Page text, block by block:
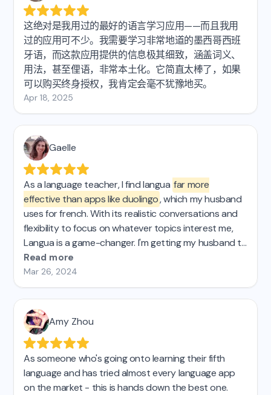
这绝对是我用过的最好的语言学习应用——而且我用
过的应用可不少。我需要学习非常地道的墨西哥西班
牙语，而这款应用提供的信息极其细致，涵盖词义、
用法，甚至俚语，非常本土化。它简直太棒了，如果
可以购买终身授权，我肯定会毫不犹豫地买。
Apr 18, 2025
Gaelle
As a language teacher, I find langua far more
effective than apps like duolingo, which my husband
uses for french. With its realistic conversations and
flexibility to focus on whatever topics interest me,
Langua is a game-changer. I'm getting my husband to
switch and will recommend it to my students!
Read more
Mar 26, 2024
Amy Zhou
As someone who's going onto learning their fifth
language and has tried almost every language app
on the market - this is hands down the best one.